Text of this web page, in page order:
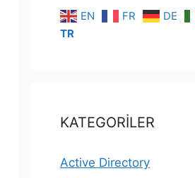
EN FR DE
TR
KATEGORİLER
Active Directory